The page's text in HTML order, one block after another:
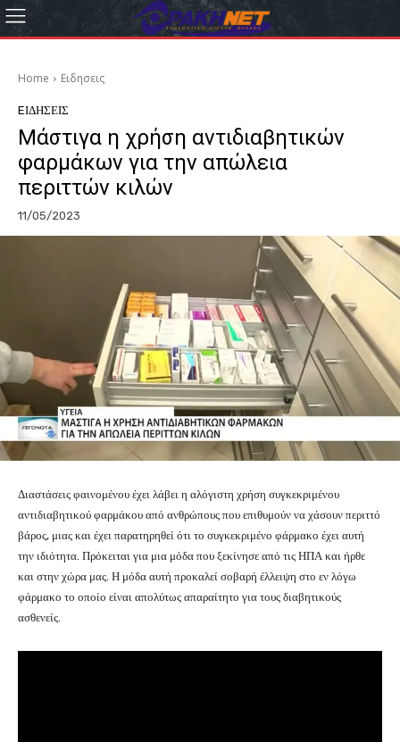
Home Eιδησεις
EΙΔΗΣΕΙΣ
Μάστιγα η χρήση αντιδιαβητικών
φαρμάκων για την απώλεια
περιττών κιλών
11/05/2023
Διαστάσεις φαινομένου έχει λάβει η αλόγιστη χρήση συγκεκριμένου
αντιδιαβητικού φαρμάκου από ανθρώπους που επιθυμούν να χάσουν περιττό
βάρος, μιας και έχει παρατηρηθεί ότι το συγκεκριμένο φάρμακο έχει αυτή
την ιδιότητα. Πρόκειται για μια μόδα που ξεκίνησε από τις ΗΠΑ και ήρθε
και στην χώρα μας. Η μόδα αυτή προκαλεί σοβαρή έλλειψη στο εν λόγω
φάρμακο το οποίο είναι απολύτως απαραίτητο για τους διαβητικούς
ασθενείς.